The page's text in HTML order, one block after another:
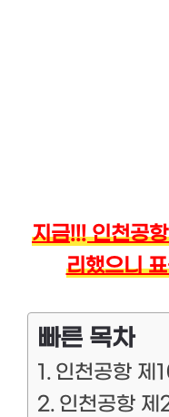
지금!!! 인천공
리했으니
빠른 목차
인천공항 제
인천공항 제